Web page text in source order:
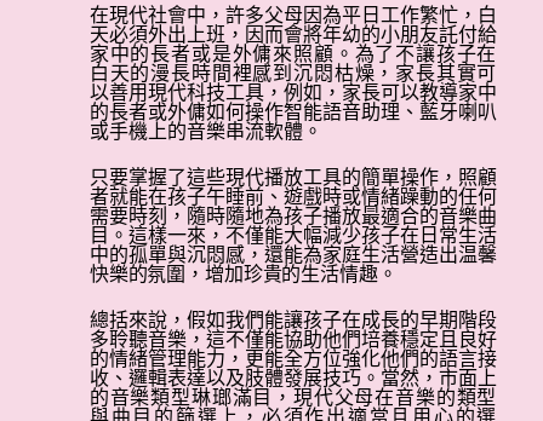
2024年5月份親子信箱 -行樓梯可反映甚
麼問題？
2024年4月份親子信箱 – 幼兒食慾不振
2024年3月份親子信箱 – 照鏡的刺激
2024年2月份親子信箱 – 是否容許幼兒
2024年1月份親子信箱 – 三歲前必須學
玩的玩具
在現代社會中，許多父母因為平日工作繁忙，白
天必須外出上班，因而會將年幼的小朋友託付給
家中的長者或是外傭來照顧。為了不讓孩子在
白天的漫長時間裡感到沉悶枯燥，家長其實可
以善用現代科技工具，例如，家長可以教導家中
的長者或外傭如何操作智能語音助理、藍牙喇叭
或手機上的音樂串流軟體。
只要掌握了這些現代播放工具的簡單操作，照顧
者就能在孩子午睡前、遊戲時或情緒躁動的任何
需要時刻，隨時隨地為孩子播放最適合的音樂曲
目。這樣一來，不僅能大幅減少孩子在日常生活
中的孤單與沉悶感，還能為家庭生活營造出温馨
快樂的氛圍，增加珍貴的生活情趣。
總括來說，假如我們能讓孩子在成長的早期階段
多聆聽音樂，這不僅能協助他們培養穩定且良好
的情緒管理能力，更能全方位強化他們的語言接
收、邏輯表達以及肢體發展技巧。當然，市面上
的音樂類型琳瑯滿目，現代父母在音樂的類型